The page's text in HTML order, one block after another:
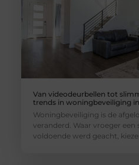
Van videodeurbellen tot
trends in woningbeveiliging
Woningbeveiliging is de
veranderd. Waar vroeger
voldoende werd geacht,